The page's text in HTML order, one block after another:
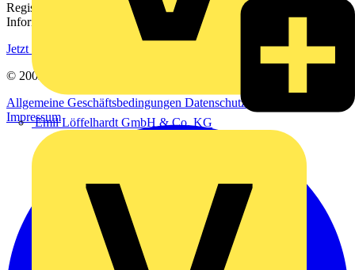
Emil Löffelhardt GmbH & Co. KG
Registrieren Sie sich kostenlos und erhalten Sie stets aktuelle
Informationen aus der Elektroindustrie.
Jetzt registrieren
© 2002-
Allgemeine Geschäftsbedingungen Datenschutzerklärung
Impressum